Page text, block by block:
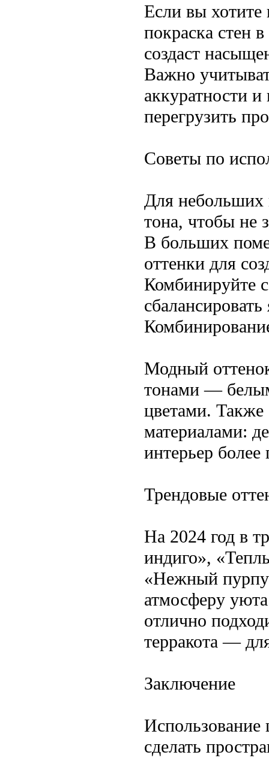
Если вы хотите
покраска стен
создаст
Важно
аккуратности
перегрузить
Советы по
Для небольших
тона, чтобы не
В больших
оттенки для
Комбинируйте
сбалансировать
Модный
тонами —
цветами.
материалами:
интерьер
Трендовые
На 2024 год в
индиго»,
«Нежный
атмосферу
отлично
терракота —
Заключение
Использование
сделать